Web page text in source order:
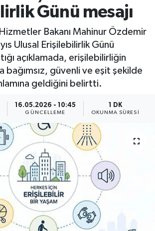
Günü mesajı
Bakanı Mahinur Özdemir
Ulusal Erişilebilirlik Günü
açıklamada, erişilebilirliğin
bağımsız, güvenli ve eşit şekilde
geldiğini belirtti.
16.05.2026 - 10:45
GÜNCELLEME
1 DK
OKUNMA SÜRESI
Durumu ve Fikstür
Haberleri